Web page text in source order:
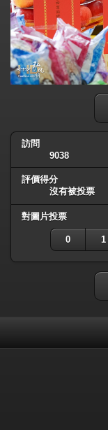
訪問
9038
評價得分
沒有被投票
對圖片投票
0 1